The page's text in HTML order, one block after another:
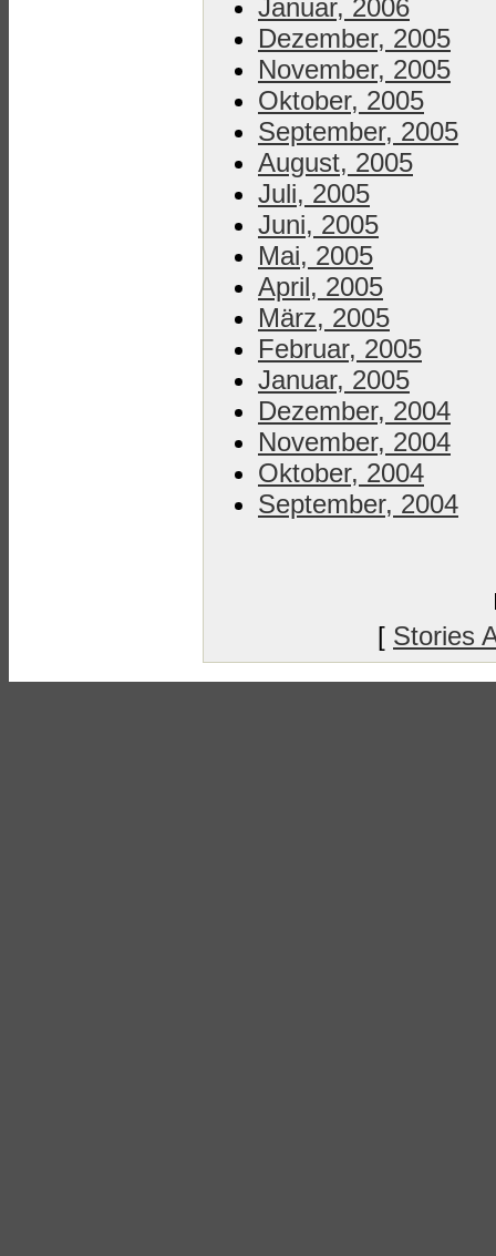
Januar, 2006
Dezember, 2005
November, 2005
Oktober, 2005
September, 2005
August, 2005
Juli, 2005
Juni, 2005
Mai, 2005
April, 2005
März, 2005
Februar, 2005
Januar, 2005
Dezember, 2004
November, 2004
Oktober, 2004
September, 2004
[ Stories